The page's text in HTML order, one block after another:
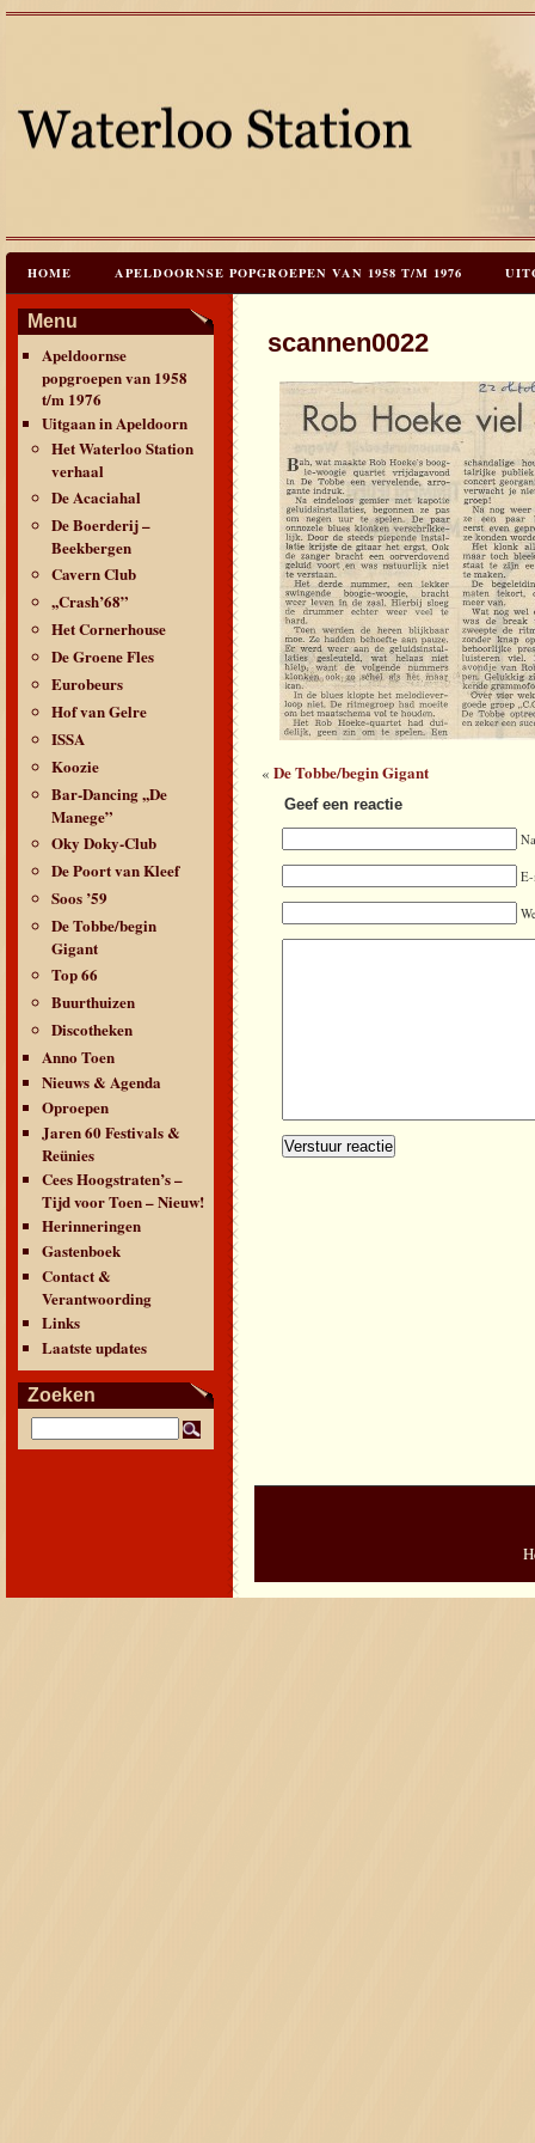
HOME APELDOORNSE POPGROEPEN VAN 1958 T/M 1976
JAREN 60 FESTIVALS & REÜNIES
CONTACT & VERANTWOORDING LINKS LAATSTE UPDATES
Menu
Apeldoornse
popgroepen van 1958
t/m 1976
Uitgaan in Apeldoorn
Het Waterloo Station
verhaal
De Acaciahal
De Boerderij –
Beekbergen
Cavern Club
,,Crash’68”
Het Cornerhouse
De Groene Fles
Eurobeurs
Hof van Gelre
ISSA
Koozie
Bar-Dancing ,,De
Manege”
Oky Doky-Club
De Poort van Kleef
Soos ’59
De Tobbe/begin
Gigant
Top 66
Buurthuizen
Discotheken
Anno Toen
Nieuws & Agenda
Oproepen
Jaren 60 Festivals &
Reünies
Cees Hoogstraten’s –
Tijd voor Toen – Nieuw!
Herinneringen
Gastenboek
Contact &
Verantwoording
Links
Laatste updates
Zoeken
scannen0022
«De Tobbe/begin Gigant
Geef een reactie